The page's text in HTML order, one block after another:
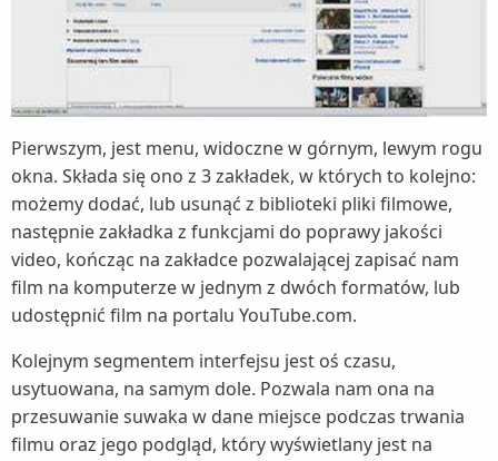
Pierwszym, jest menu, widoczne w górnym, lewym rogu
okna. Składa się ono z 3 zakładek, w których to kolejno:
możemy dodać, lub usunąć z biblioteki pliki filmowe,
następnie zakładka z funkcjami do poprawy jakości
video, kończąc na zakładce pozwalającej zapisać nam
film na komputerze w jednym z dwóch formatów, lub
udostępnić film na portalu YouTube.com.
Kolejnym segmentem interfejsu jest oś czasu,
usytuowana, na samym dole. Pozwala nam ona na
przesuwanie suwaka w dane miejsce podczas trwania
filmu oraz jego podgląd, który wyświetlany jest na